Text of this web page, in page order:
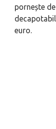
pornește
euro.